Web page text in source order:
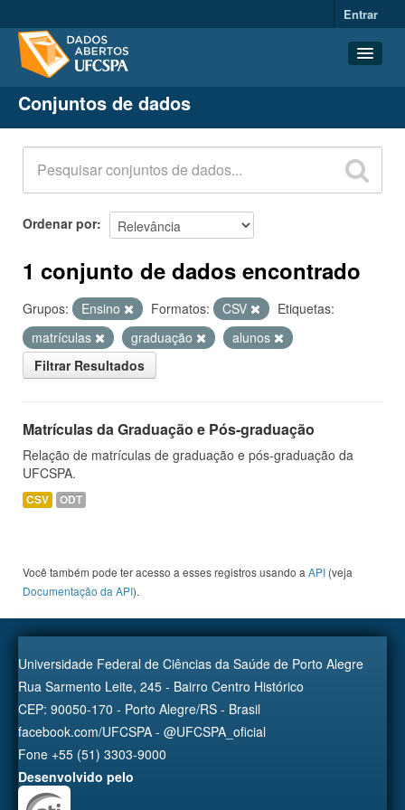
Entrar
Conjuntos de dados
Organizações
Grupos
Sobre
Conjuntos de dados
Ordenar por
1 conjunto de dados encontrado
Grupos: Ensino Formatos: CSV
Etiquetas:
matrículas
graduação
alunos
Filtrar Resultados
Matrículas da Graduação e Pós-graduação
Relação de matrículas de graduação e pós-graduação da
UFCSPA.
CSV ODT
Você também pode ter acesso a esses registros usando a API (veja
Documentação da API).
Universidade Federal de Ciências da Saúde de Porto Alegre
Rua Sarmento Leite, 245 - Bairro Centro Histórico
CEP: 90050-170 - Porto Alegre/RS - Brasil
facebook.com/UFCSPA - @UFCSPA_oficial
Fone +55 (51) 3303-9000
Desenvolvido pelo